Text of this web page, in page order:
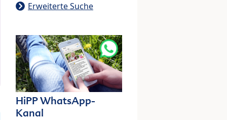
Erweiterte Suche
HiPP WhatsApp-
Kanal